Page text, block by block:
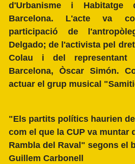
d'Urbanisme i
Barcelona. L'acte va
participació de
Delgado; de l'activista pel
Colau i del
Barcelona, Òscar Simón.
actuar el grup musical
"Els partits polítics haurien
com el que la CUP va muntar
Rambla del Raval" segons el
Guillem Carbonell